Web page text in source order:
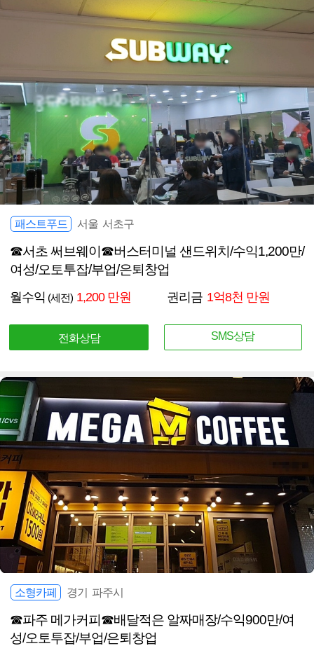
패스트푸드 서울 서초구
☎서초 써브웨이☎버스터미널 샌드위치/수익1,200만/
여성/오토투잡/부업/은퇴창업
월수익 (세전) 1,200 만원 권리금 1억8천 만원
전화상담 SMS상담
소형카페 경기 파주시
☎파주 메가커피☎배달적은 알짜매장/수익900만/여
성/오토투잡/부업/은퇴창업